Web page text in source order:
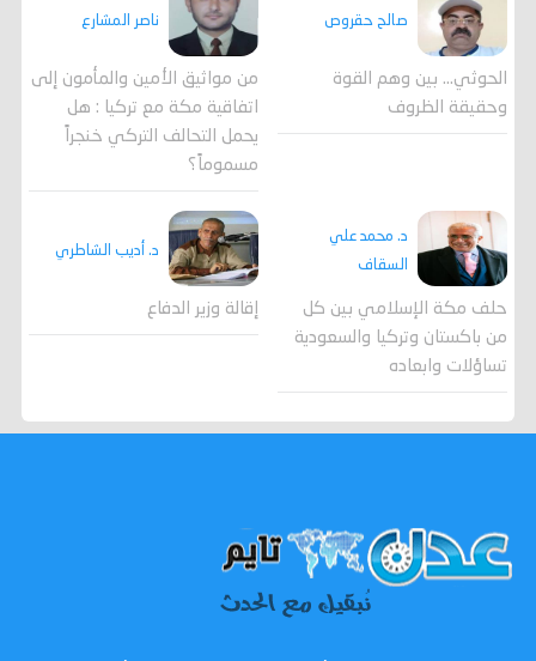
صالح حقروص
الحوثي... بين وهم القوة
وحقيقة الظروف
ناصر المشارع
من مواثيق الأمين والمأمون إلى
اتفاقية مكة مع تركيا : هل
يحمل التحالف التركي خنجراً
مسموماً؟
د. محمد علي
السقاف
حلف مكة الإسلامي بين كل
من باكستان وتركيا والسعودية
تساؤلات وابعاده
د. أديب الشاطري
إقالة وزير الدفاع